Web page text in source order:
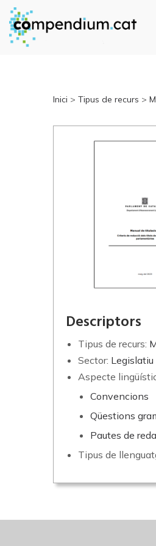
Inici > Tipus de recurs >
Descriptors
Tipus de recurs:
Sector: Legislatiu
Aspecte
Convencions
Qüestions
Pautes de
Tipus de